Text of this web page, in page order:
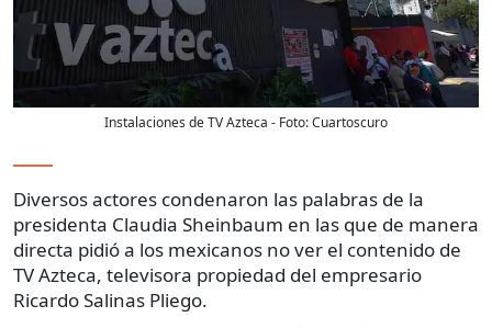
Instalaciones de TV Azteca - Foto:Cuartoscuro
Diversos actores condenaron las palabras de la
presidenta Claudia Sheinbaum en las que de manera
directa pidió a los mexicanos no ver el contenido de
TV Azteca, televisora propiedad del empresario
Ricardo Salinas Pliego.